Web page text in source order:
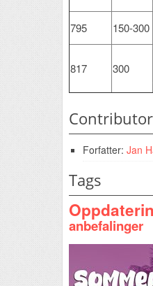
795 150-300
817 300
Forfatter: Jan
Tags
anbefalinger